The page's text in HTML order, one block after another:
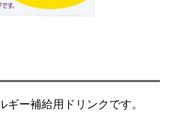
ー補給用ドリンクです。